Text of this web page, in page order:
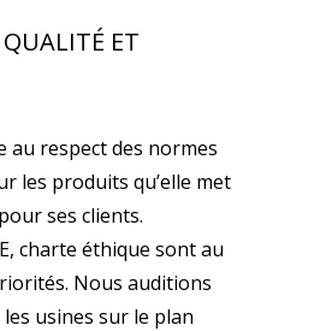
ET
au respect des normes
les produits qu’elle met
ses clients.
charte éthique sont au
Nous auditions
usines sur le plan